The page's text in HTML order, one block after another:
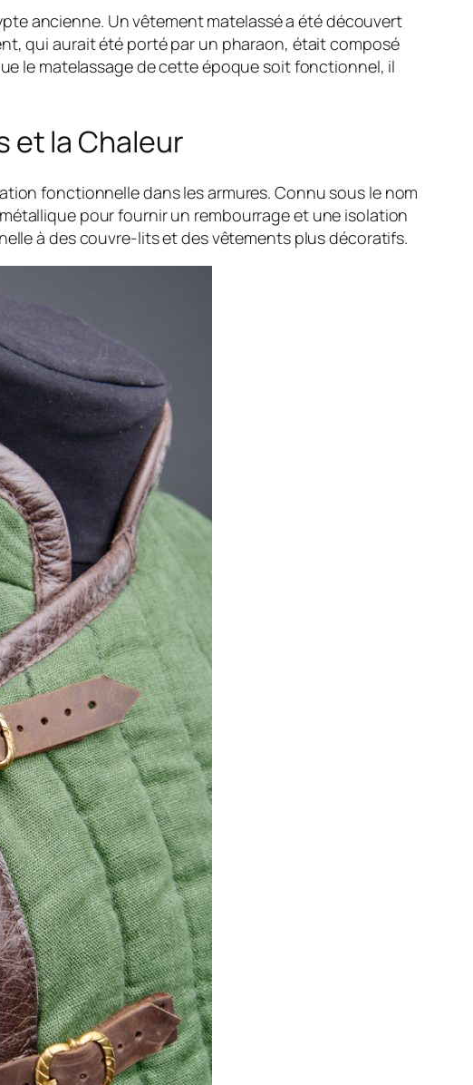
ancienne. Un vêtement matelassé a été découvert
qui aurait été porté par un pharaon, était composé
le matelassage de cette époque soit fonctionnel, il
et la Chaleur
fonctionnelle dans les armures. Connu sous le nom
pour fournir un rembourrage et une isolation
à des couvre-lits et des vêtements plus décoratifs.